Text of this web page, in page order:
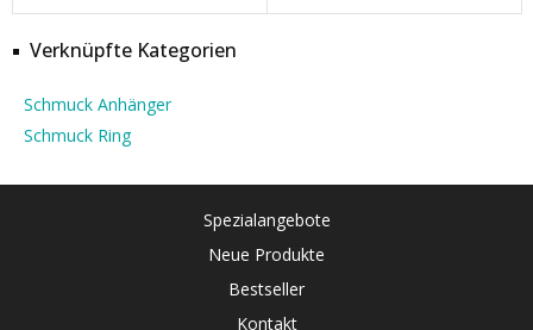
Verknüpfte Kategorien
Schmuck Anhänger
Schmuck Ring
Spezialangebote
Neue Produkte
Bestseller
Kontakt